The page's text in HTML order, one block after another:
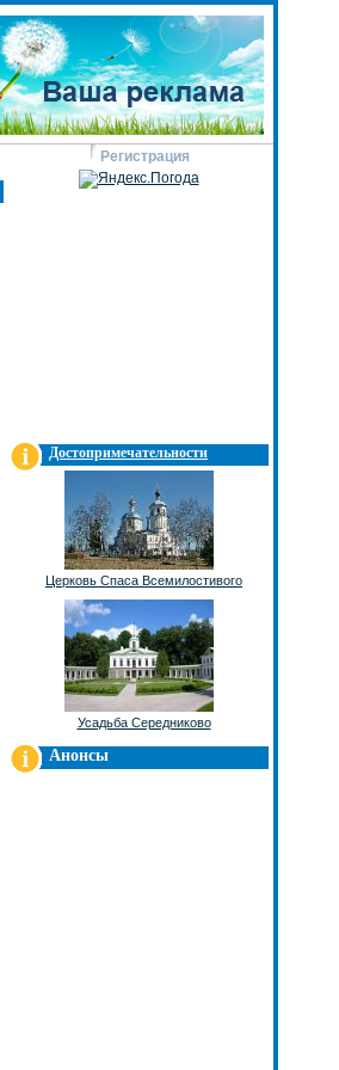
Регистрация
Достопримечательности
Церковь Спаса Всемилостивого
Усадьба Середниково
Анонсы